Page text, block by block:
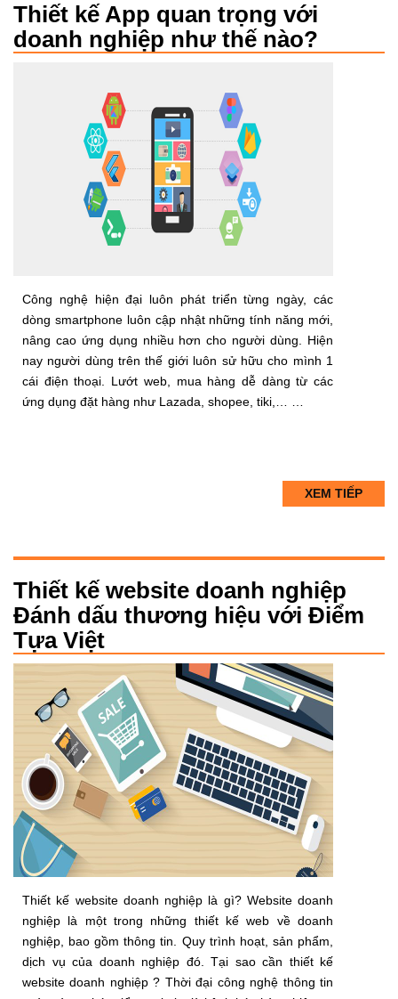
Thiết kế App quan trọng với
doanh nghiệp như thế nào?
Công nghệ hiện đại luôn phát triển từng ngày, các
dòng smartphone luôn cập nhật những tính năng mới,
nâng cao ứng dụng nhiều hơn cho người dùng. Hiện
nay người dùng trên thế giới luôn sử hữu cho mình 1
cái điện thoại. Lướt web, mua hàng dễ dàng từ các
ứng dụng đặt hàng như Lazada, shopee, tiki,… …
XEM TIẾP
Thiết kế website doanh nghiệp
Đánh dấu thương hiệu với Điểm
Tựa Việt
Thiết kế website doanh nghiệp là gì? Website doanh
nghiệp là một trong những thiết kế web về doanh
nghiệp, bao gồm thông tin. Quy trình hoạt, sản phẩm,
dịch vụ của doanh nghiệp đó. Tại sao cần thiết kế
website doanh nghiệp ? Thời đại công nghệ thông tin